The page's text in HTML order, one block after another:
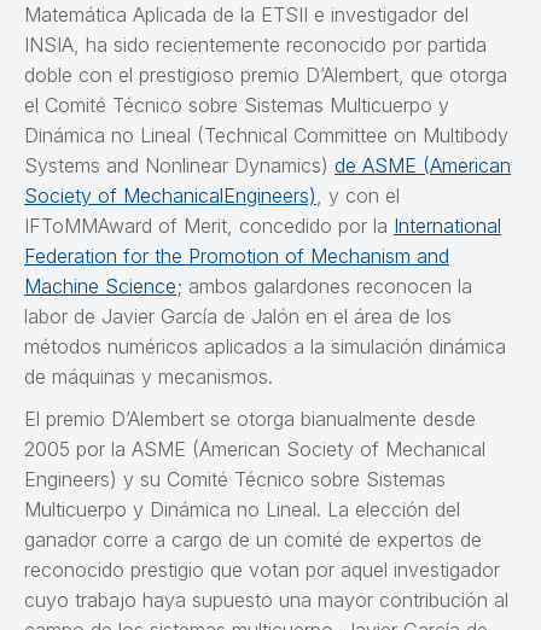
Matemática Aplicada de la ETSII e investigador del
INSIA, ha sido recientemente reconocido por partida
doble con el prestigioso premio D’Alembert, que otorga
el Comité Técnico sobre Sistemas Multicuerpo y
Dinámica no Lineal (Technical Committee on Multibody
Systems and Nonlinear Dynamics) de ASME (American
Society of MechanicalEngineers) , y con el
IFToMMAward of Merit, concedido por la International
Federation for the Promotion of Mechanism and
Machine Science; ambos galardones reconocen la
labor de Javier García de Jalón en el área de los
métodos numéricos aplicados a la simulación dinámica
de máquinas y mecanismos.
El premio D’Alembert se otorga bianualmente desde
2005 por la ASME (American Society of Mechanical
Engineers) y su Comité Técnico sobre Sistemas
Multicuerpo y Dinámica no Lineal. La elección del
ganador corre a cargo de un comité de expertos de
reconocido prestigio que votan por aquel investigador
cuyo trabajo haya supuesto una mayor contribución al